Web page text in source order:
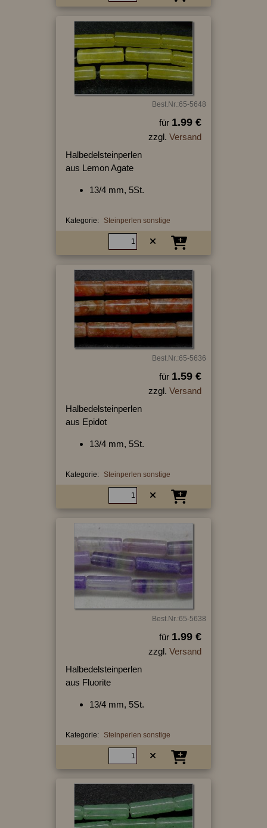
Best.Nr.:65-5648
für 1.99 €
zzgl. Versand
Halbedelsteinperlen
aus Lemon Agate
13/4 mm, 5St.
Kategorie: Steinperlen sonstige
Best.Nr.:65-5636
für 1.59 €
zzgl. Versand
Halbedelsteinperlen
aus Epidot
13/4 mm, 5St.
Kategorie: Steinperlen sonstige
Best.Nr.:65-5638
für 1.99 €
zzgl. Versand
Halbedelsteinperlen
aus Fluorite
13/4 mm, 5St.
Kategorie: Steinperlen sonstige